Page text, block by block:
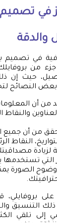
في تصميم
والدقة
في تصميم
جزء من
حيث إن
بعض النصائح
من أن
والنقاط
من أن جميع
النقاط
لزيادة
التي تستخدمها
وضوح الصورة
ذلك التنسيق
إلى تلقي